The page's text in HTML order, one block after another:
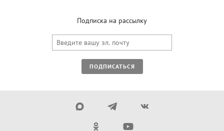
Подписка на рассылку
ПОДПИСАТЬСЯ